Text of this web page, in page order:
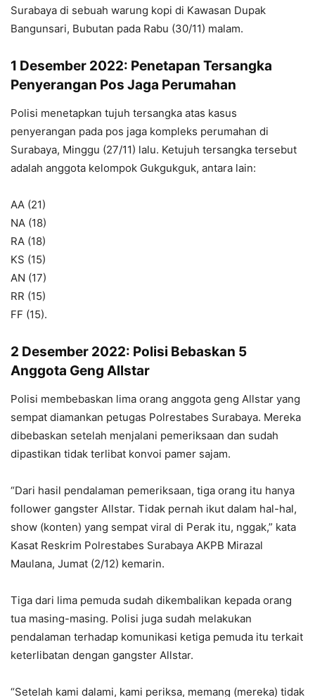
Surabaya di sebuah warung kopi di Kawasan Dupak
Bangunsari, Bubutan pada Rabu (30/11) malam.
1 Desember 2022: Penetapan Tersangka
Penyerangan Pos Jaga Perumahan
Polisi menetapkan tujuh tersangka atas kasus
penyerangan pada pos jaga kompleks perumahan di
Surabaya, Minggu (27/11) lalu. Ketujuh tersangka tersebut
adalah anggota kelompok Gukgukguk, antara lain:
AA (21)
NA (18)
RA (18)
KS (15)
AN (17)
RR (15)
FF (15).
2 Desember 2022: Polisi Bebaskan 5
Anggota Geng Allstar
Polisi membebaskan lima orang anggota geng Allstar yang
sempat diamankan petugas Polrestabes Surabaya. Mereka
dibebaskan setelah menjalani pemeriksaan dan sudah
dipastikan tidak terlibat konvoi pamer sajam.
“Dari hasil pendalaman pemeriksaan, tiga orang itu hanya
follower gangster Allstar. Tidak pernah ikut dalam hal-hal,
show (konten) yang sempat viral di Perak itu, nggak,” kata
Kasat Reskrim Polrestabes Surabaya AKPB Mirazal
Maulana, Jumat (2/12) kemarin.
Tiga dari lima pemuda sudah dikembalikan kepada orang
tua masing-masing. Polisi juga sudah melakukan
pendalaman terhadap komunikasi ketiga pemuda itu terkait
keterlibatan dengan gangster Allstar.
“Setelah kami dalami, kami periksa, memang (mereka) tidak